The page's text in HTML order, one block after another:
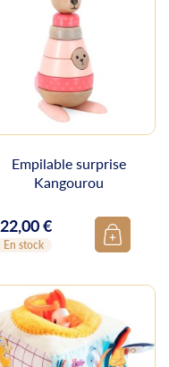
Empilable surprise
Kangourou
Prix
22,00 €
En stock